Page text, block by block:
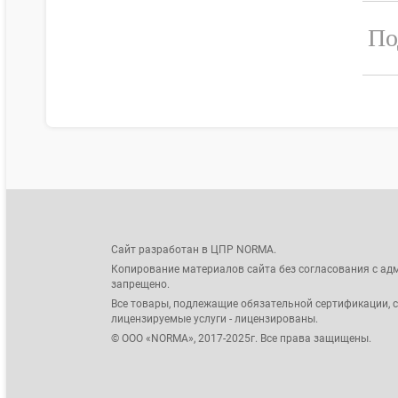
Сайт разработан в ЦПР NORMA.
Копирование материалов сайта без согласования с
запрещено.
Все товары, подлежащие обязательной сертификации,
лицензируемые услуги - лицензированы.
© ООО «NORMA», 2017-2025г. Все права защищены.